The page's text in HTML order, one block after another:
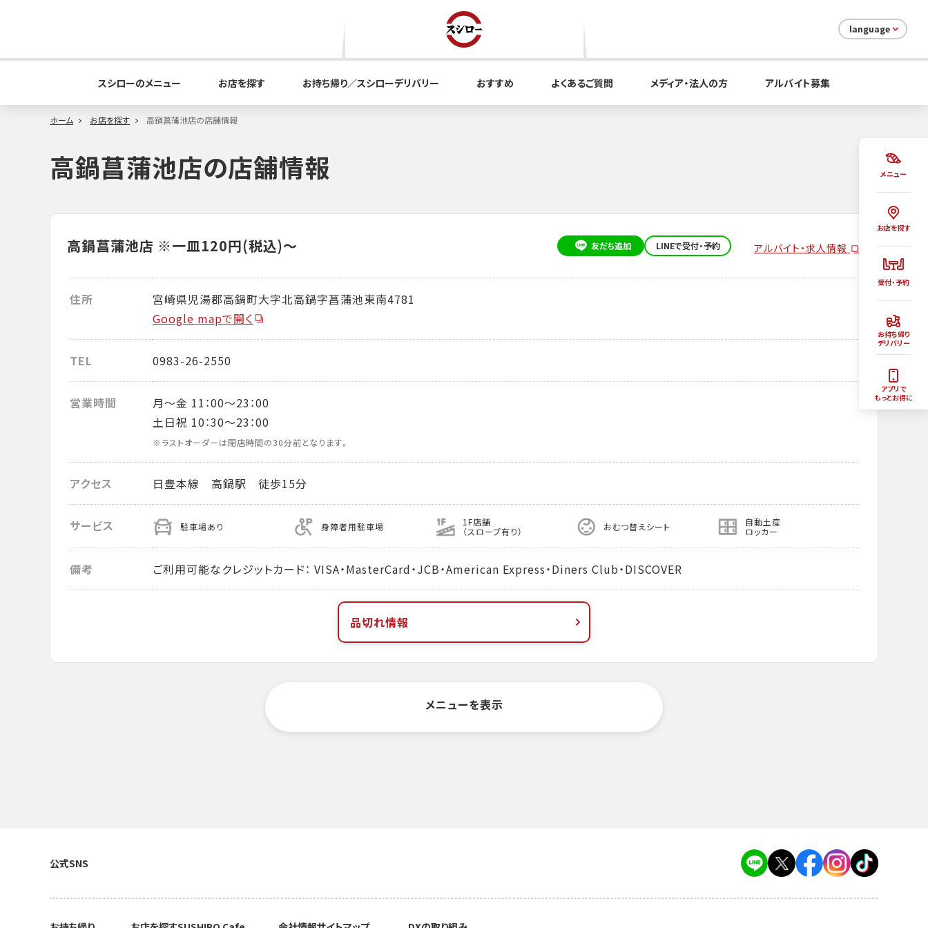
メニュー
お店を探す
受付・予約
お持ち帰り
デリバリー
アプリで
もっとお得に
language
スシローのメニュー お店を探す お持ち帰り／スシローデリバリー おすすめ よくあるご質問 メディア・法人の方 アルバイト募集
ホーム お店を探す 高鍋菖蒲池店の店舗情報
高鍋菖蒲池店の店舗情報
高鍋菖蒲池店 ※一皿120円(税込)～ 友だち追加 LINEで受付・予約 アルバイト・求人情報
住所
宮崎県児湯郡高鍋町大字北高鍋字菖蒲池東南4781
Google mapで開く
TEL 0983-26-2550
営業時間
月～金 11：00～23：00
土日祝 10：30～23：00
※ラストオーダーは閉店時間の30分前となります。
アクセス 日豊本線 高鍋駅 徒歩15分
サービス 駐車場あり 身障者用駐車場 1F店舗
（スロープ有り） おむつ替えシート 自動土産
ロッカー
備考 ご利用可能なクレジットカード： VISA・MasterCard・JCB・American Express・Diners Club・DISCOVER
品切れ情報
メニューを表示
公式SNS